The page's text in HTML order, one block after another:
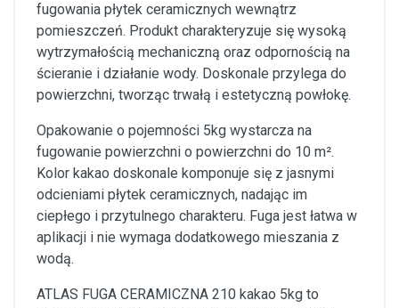
fugowania płytek ceramicznych wewnątrz
pomieszczeń. Produkt charakteryzuje się wysoką
wytrzymałością mechaniczną oraz odpornością na
ścieranie i działanie wody. Doskonale przylega do
powierzchni, tworząc trwałą i estetyczną powłokę.
Opakowanie o pojemności 5kg wystarcza na
fugowanie powierzchni o powierzchni do 10 m².
Kolor kakao doskonale komponuje się z jasnymi
odcieniami płytek ceramicznych, nadając im
ciepłego i przytulnego charakteru. Fuga jest łatwa w
aplikacji i nie wymaga dodatkowego mieszania z
wodą.
ATLAS FUGA CERAMICZNA 210 kakao 5kg to